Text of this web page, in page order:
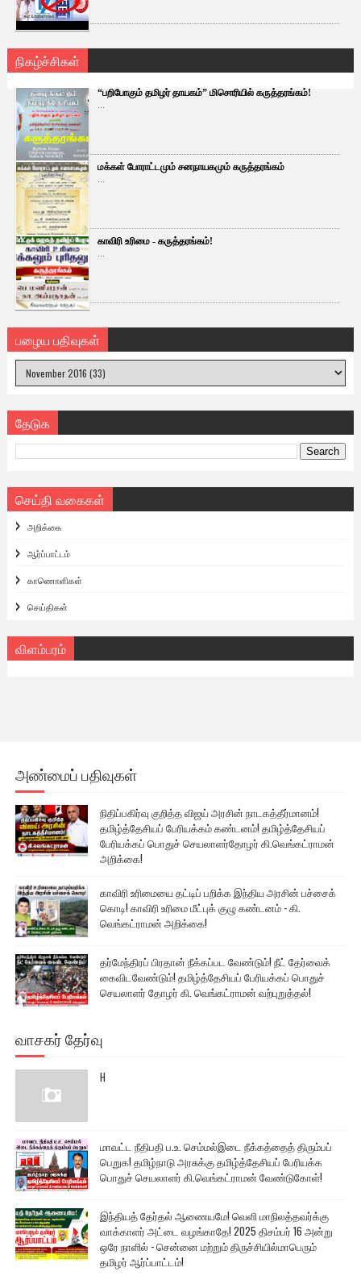
நிகழ்ச்சிகள்
“பறிபோகும் தமிழர் தாயகம்” மிசொரியில் கருத்தரங்கம்!
...
மக்கள் போராட்டமும் சனநாயகமும் கருத்தரங்கம்
...
காவிரி உரிமை - கருத்தரங்கம்!
...
பழைய பதிவுகள்
தேடுக
செய்தி வகைகள்
அறிக்கை
ஆர்ப்பாட்டம்
காணொளிகள்
செய்திகள்
விளம்பரம்
அண்மைப் பதிவுகள்
நிதிப்பகிர்வு குறித்த விஜய் அரசின் நாடகத்தீர்மானம்!
தமிழ்த்தேசியப் பேரியக்கம் கண்டனம்! தமிழ்த்தேசியப்
பேரியக்கப் பொதுச் செயலாளர்தோழர் கி.வெங்கட்ராமன்
அறிக்கை!
காவிரி உரிமையை தட்டிப் பறிக்க இந்திய அரசின் பச்சைக்
கொடி! காவிரி உரிமை மீட்புக் குழு கண்டனம் - கி.
வெங்கட்ராமன் அறிக்கை!
தர்மேந்திரப் பிரதான் நீக்கப்பட வேண்டும்! நீட் தேர்வைக்
கைவிடவேண்டும்! தமிழ்த்தேசியப் பேரியக்கப் பொதுச்
செயலாளர் தோழர் கி. வெங்கட்ராமன் வற்புறுத்தல்!
வாசகர் தேர்வு
H
மாவட்ட நீதிபதி ப.உ. செம்மல்இடை நீக்கத்தைத் திரும்பப்
பெறுக! தமிழ்நாடு அரசுக்கு தமிழ்த்தேசியப் பேரியக்க
பொதுச் செயலாளர் கி.வெங்கட்ராமன் வேண்டுகோள்!
இந்தியத் தேர்தல் ஆணையமே! வெளி மாநிலத்தவர்க்கு
வாக்காளர் அட்டை வழங்காதே! 2025 திசம்பர் 16 அன்று
ஒரே நாளில் - சென்னை மற்றும் திருச்சியில்மாபெரும்
தமிழர் ஆர்ப்பாட்டம்!